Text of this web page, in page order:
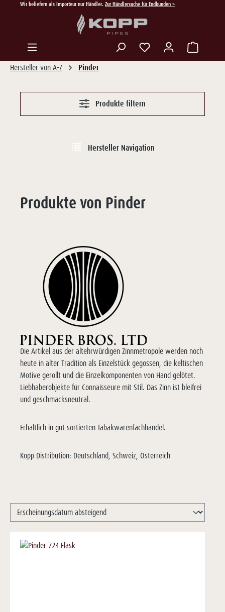
Zum Hauptinhalt springen
Wir beliefern als Importeur nur Händler. Zur Händlersuche für Endkunden >
Du hast 0 Produkte
Hersteller von A-Z Pinder
Produkte filtern
Hersteller Navigation
Produkte von Pinder
Die Artikel aus der altehrwürdigen Zinnmetropole werden noch
heute in alter Tradition als Einzelstück gegossen, die keltischen
Motive gerollt und die Einzelkomponenten von Hand gelötet.
Liebhaberobjekte für Connaisseure mit Stil. Das Zinn ist bleifrei
und geschmacksneutral.
Erhältlich in gut sortierten Tabakwarenfachhandel.
Kopp Distribution: Deutschland, Schweiz, Österreich